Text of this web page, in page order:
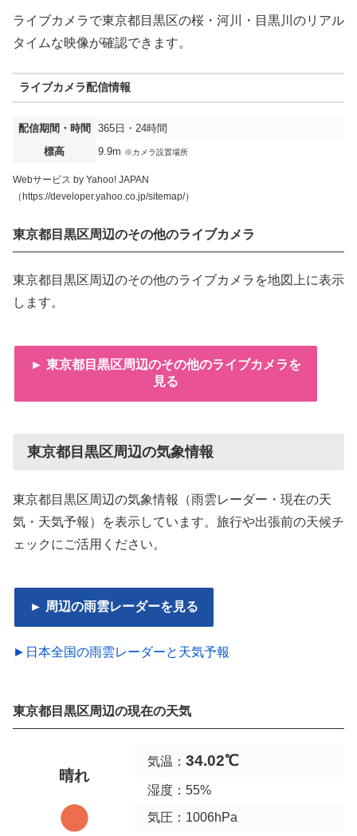
ライブカメラで東京都目黒区の桜・河川・目黒川のリアル
タイムな映像が確認できます。
ライブカメラ配信情報
配信期間・時間
365日・24時間
標高
9.9m ※カメラ設置場所
Webサービス by Yahoo! JAPAN
（https://developer.yahoo.co.jp/sitemap/）
東京都目黒区周辺のその他のライブカメラ
東京都目黒区周辺のその他のライブカメラを地図上に表示
します。
► 東京都目黒区周辺のその他のライブカメラを
見る
東京都目黒区周辺の気象情報
東京都目黒区周辺の気象情報（雨雲レーダー・現在の天
気・天気予報）を表示しています。旅行や出張前の天候チ
ェックにご活用ください。
► 周辺の雨雲レーダーを見る
►日本全国の雨雲レーダーと天気予報
東京都目黒区周辺の現在の天気
晴れ
気温： 34.02℃
湿度：55%
気圧：1006hPa